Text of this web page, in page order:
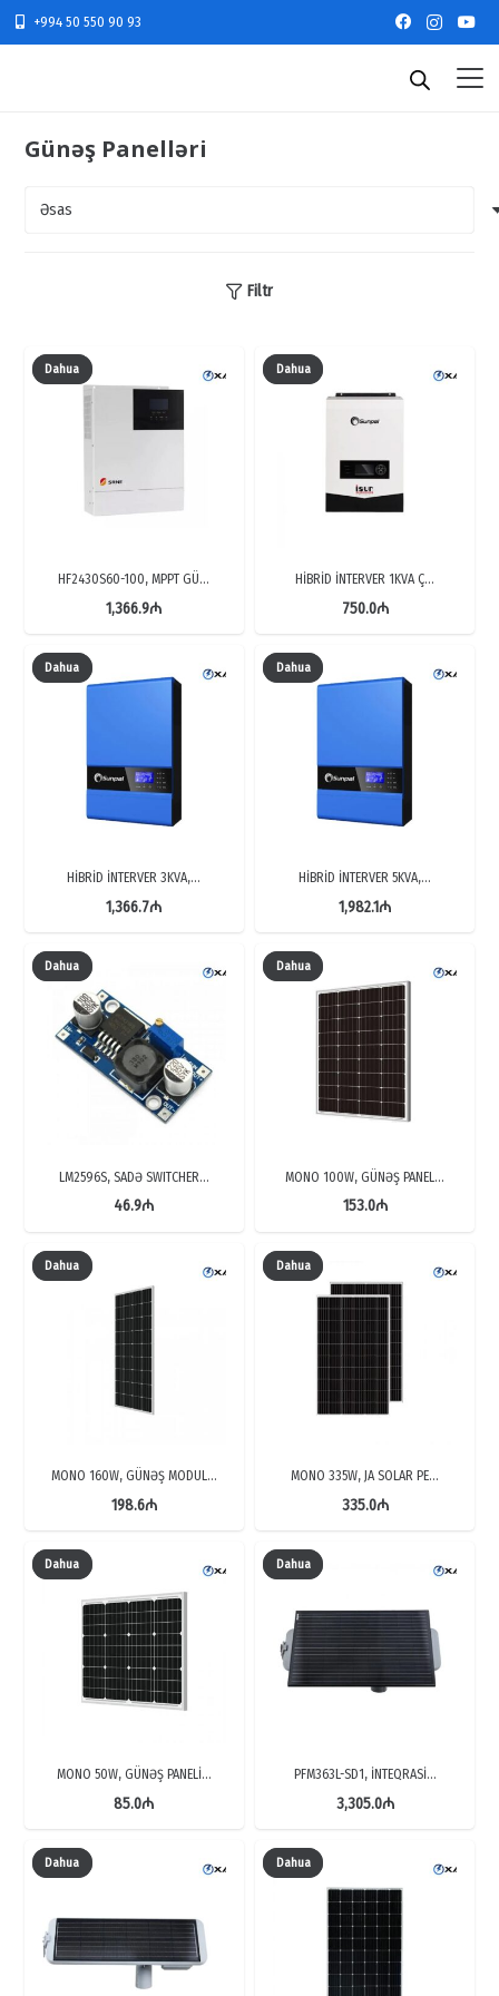
+994 50 550 90 93
Günəş Panelləri
Filtr
Dahua
HF2430S60-100, MPPT GÜ…
1,366.9₼
Dahua
HİBRİD İNTERVER 1KVA Ç…
750.0₼
Dahua
HİBRİD İNTERVER 3KVA,…
1,366.7₼
Dahua
HİBRİD İNTERVER 5KVA,…
1,982.1₼
Dahua
LM2596S, SADƏ SWITCHER…
46.9₼
Dahua
MONO 100W, GÜNƏŞ PANEL…
153.0₼
Dahua
MONO 160W, GÜNƏŞ MODUL…
198.6₼
Dahua
MONO 335W, JA SOLAR PE…
335.0₼
Dahua
MONO 50W, GÜNƏŞ PANELİ…
85.0₼
Dahua
PFM363L-SD1, İNTEQRASİ…
3,305.0₼
Dahua Dahua